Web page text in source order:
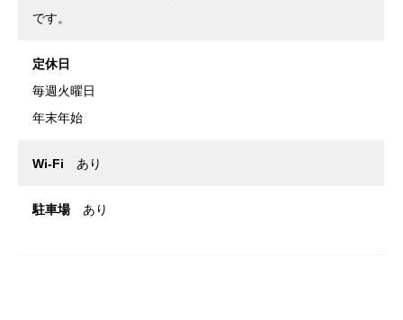
です。
定休日
毎週火曜日
年末年始
Wi-Fi あり
駐車場あり